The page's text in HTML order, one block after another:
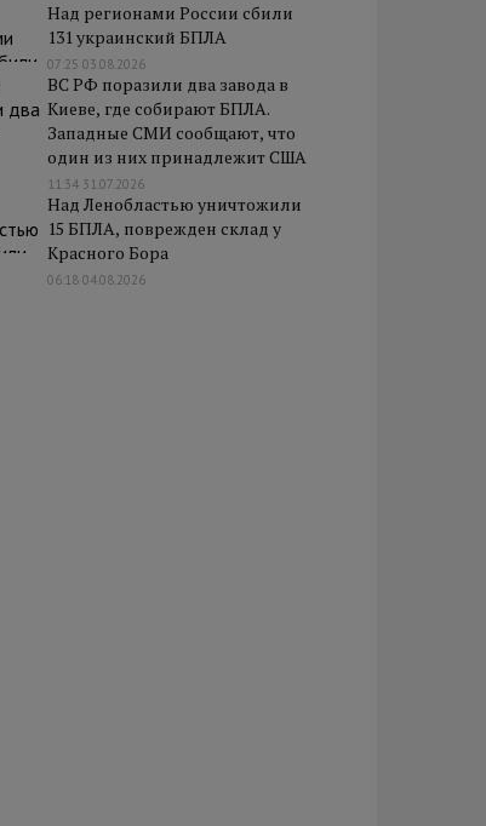
Над регионами России сбили
131 украинский БПЛА
07:25 03.08.2026
ВС РФ поразили два завода в
Киеве, где собирают БПЛА.
Западные СМИ сообщают, что
один из них принадлежит США
11:34 31.07.2026
Над Ленобластью уничтожили
15 БПЛА, поврежден склад у
Красного Бора
06:18 04.08.2026